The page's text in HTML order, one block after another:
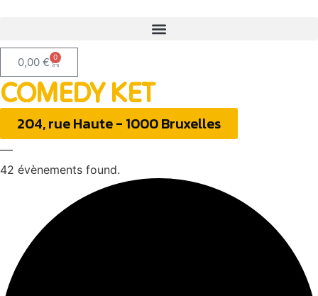
0,00 € 0
COMEDY KET
204, rue Haute - 1000 Bruxelles
42 évènements found.